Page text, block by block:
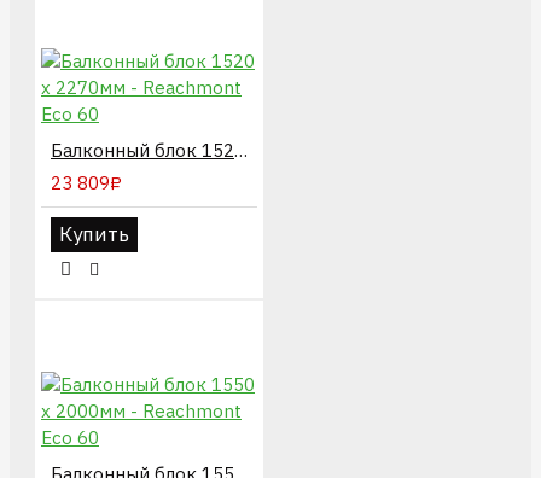
Балконный блок 1520 х 2270мм - Reachmont Eco 60
23 809₽
Купить